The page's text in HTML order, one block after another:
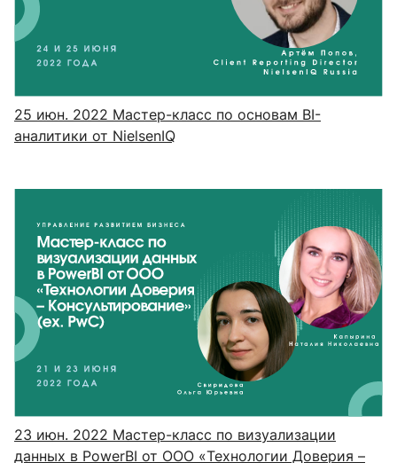
25 июн. 2022 Мастер-класс по основам BI-
аналитики от NielsenIQ
23 июн. 2022 Мастер-класс по визуализации
данных в PowerBI от ООО «Технологии Доверия –